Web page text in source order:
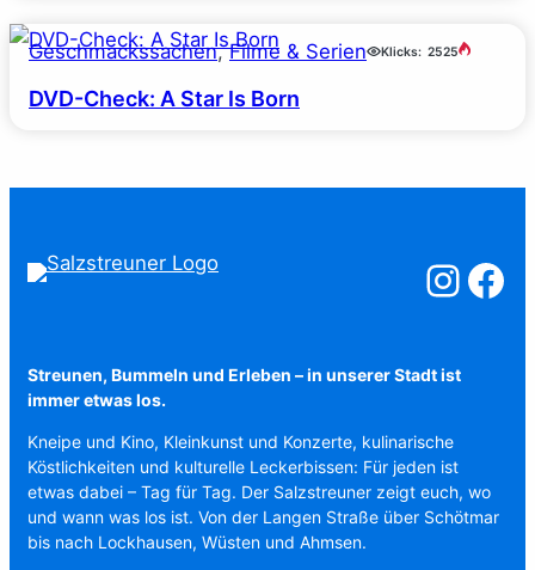
Geschmackssachen, Filme & Serien Klicks: 2525
DVD-Check: A Star Is Born
Salzstreuner
Streunen, Bummeln und Erleben – in unserer Stadt ist
immer etwas los.
Kneipe und Kino, Kleinkunst und Konzerte, kulinarische
Köstlichkeiten und kulturelle Leckerbissen: Für jeden ist
etwas dabei – Tag für Tag. Der Salzstreuner zeigt euch, wo
und wann was los ist. Von der Langen Straße über Schötmar
bis nach Lockhausen, Wüsten und Ahmsen.